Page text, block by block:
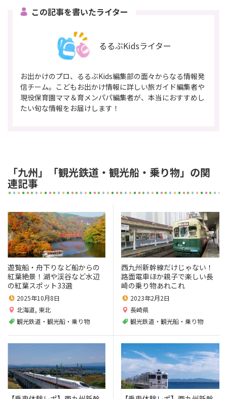
この記事を書いたライター
るるぶKidsライター
お出かけのプロ、るるぶKids編集部の面々からなる情報発
信チーム。こどもお出かけ情報に詳しい旅ガイド編集者や
現役保育園ママ＆育メンパパ編集者が、本当におすすめし
たい旬な情報をお届けします！
「九州」「観光鉄道・観光船・乗り物」の関
連記事
遊覧船・舟下りなど船からの
紅葉絶景！湖や渓谷など水辺
の紅葉スポット33選
2025年10月8日
北海道, 東北
観光鉄道・観光船・乗り物
西九州新幹線だけじゃない！
路面電車ほか親子で楽しい長
崎の乗り物あれこれ
2023年2月2日
長崎県
観光鉄道・観光船・乗り物